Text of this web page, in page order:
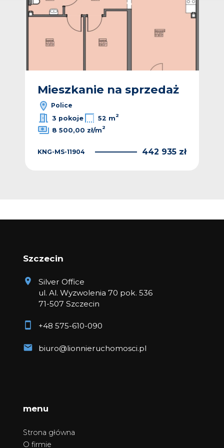
Mieszkanie na sprzedaż
Police
3 pokoje
52 m2
8 500,00 zł/m2
KNG-MS-11904 442 935 zł
Szczecin
Silver Office
ul. Al. Wyzwolenia 70 pok. 536
71-507 Szczecin
+48 575-610-090
biuro@lionnieruchomosci.pl
menu
Strona główna
O firmie